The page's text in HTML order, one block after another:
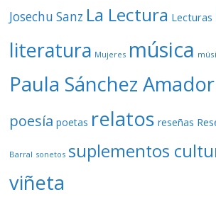
Josechu Sanz La Lectura Lecturas
literatura Mujeres música
Paula Sánchez Amador
poesía poetas relatos reseñas
Barral sonetos suplementos
viñeta